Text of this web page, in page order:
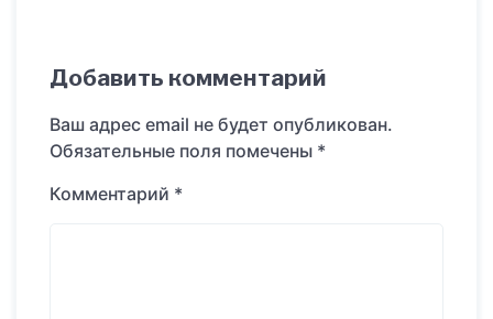
Добавить комментарий
Ваш адрес email не будет опубликован.
Обязательные поля помечены *
Комментарий *